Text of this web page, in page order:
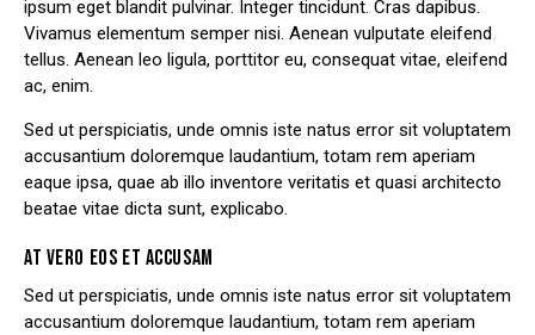
ipsum eget blandit pulvinar. Integer tincidunt. Cras dapibus.
Vivamus elementum semper nisi. Aenean vulputate eleifend
tellus. Aenean leo ligula, porttitor eu, consequat vitae, eleifend
ac, enim.
Sed ut perspiciatis, unde omnis iste natus error sit voluptatem
accusantium doloremque laudantium, totam rem aperiam
eaque ipsa, quae ab illo inventore veritatis et quasi architecto
beatae vitae dicta sunt, explicabo.
AT VERO EOS ET ACCUSAM
Sed ut perspiciatis, unde omnis iste natus error sit voluptatem
accusantium doloremque laudantium, totam rem aperiam